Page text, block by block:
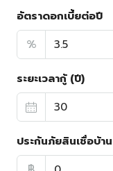
อัตราดอกเบี้ยต่อปี
%
ระยะเวลากู้ (ปี)
ประกันภัยสินเชื่อบ้าน